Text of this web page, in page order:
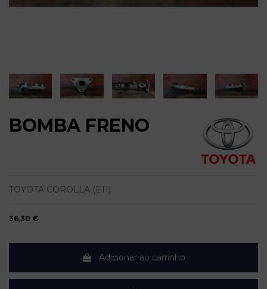
BOMBA FRENO
TOYOTA COROLLA (E11)
36,30 €
Adicionar ao carrinho